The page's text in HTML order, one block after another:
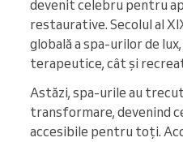
devenit celebru pentru
restaurative. Secolul al
globală a spa-urilor de
terapeutice, cât și
Astăzi, spa-urile au
transformare, devenind
accesibile pentru toți.